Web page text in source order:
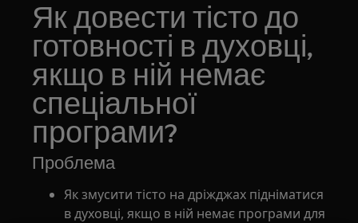
Як довести тісто до
готовності в духовці,
якщо в ній немає
спеціальної
програми?
Проблема
Як змусити тісто на дріжджах підніматися
в духовці, якщо в ній немає програми для